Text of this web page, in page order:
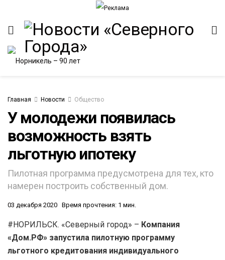
Главная Новости Общество
У молодежи появилась
возможность взять
льготную ипотеку
Пилотная программа предусмотрена для тех, кто
намерен построить собственный дом.
03 декабря 2020 Время прочтения: 1 мин.
#НОРИЛЬСК. «Северный город» – Компания
«Дом.РФ» запустила пилотную программу
льготного кредитования индивидуального